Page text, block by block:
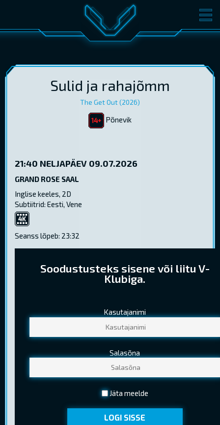
FILMID PILETID
KONVERENTS V-KLUBI
KINKEKAARDID
Sulid ja rahajõmm
The Get Out (2026)
Põnevik
21:40 NELJAPÄEV 09.07.2026
GRAND ROSE SAAL
Inglise keeles, 2D
Subtiitrid: Eesti, Vene
4K
Seanss lõpeb: 23:32
Soodustusteks sisene või liitu V-
Klubiga.
Kasutajanimi
Salasõna
Jäta meelde
LOGI SISSE
PILETIHINNAD
Tavapilet 9,50 €
Noortepilet 6,70 €
(Kehtib EV pensionitunnistuse esitamisel)